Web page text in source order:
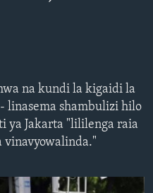
KONGO
POTOFU
na kundi la kigaidi la
linasema shambulizi hilo
Jakarta "lililenga raia
vinavyowalinda."